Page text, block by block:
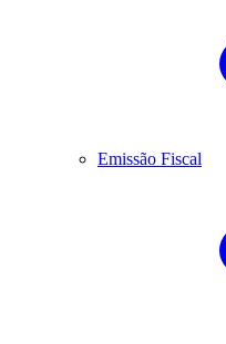
Emissão Fiscal